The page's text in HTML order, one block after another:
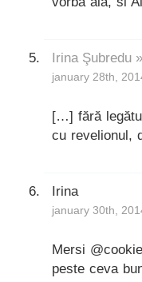
Irina Şubredu
january 28th,
[…] fără
cu revelionul,
Irina
january 30th,
Mersi
peste ceva